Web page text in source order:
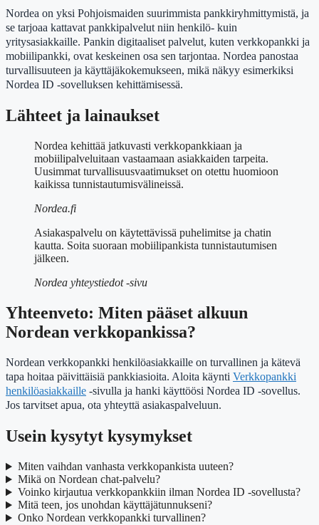
Nordea on yksi Pohjoismaiden suurimmista pankkiryhmittymistä, ja
se tarjoaa kattavat pankkipalvelut niin henkilö- kuin
yritysasiakkaille. Pankin digitaaliset palvelut, kuten verkkopankki ja
mobiilipankki, ovat keskeinen osa sen tarjontaa. Nordea panostaa
turvallisuuteen ja käyttäjäkokemukseen, mikä näkyy esimerkiksi
Nordea ID -sovelluksen kehittämisessä.
Lähteet ja lainaukset
Nordea kehittää jatkuvasti verkkopankkiaan ja
mobiilipalveluitaan vastaamaan asiakkaiden tarpeita.
Uusimmat turvallisuusvaatimukset on otettu huomioon
kaikissa tunnistautumisvälineissä.
Nordea.fi
Asiakaspalvelu on käytettävissä puhelimitse ja chatin
kautta. Soita suoraan mobiilipankista tunnistautumisen
jälkeen.
Nordea yhteystiedot -sivu
Yhteenveto: Miten pääset alkuun
Nordean verkkopankissa?
Nordean verkkopankki henkilöasiakkaille on turvallinen ja kätevä
tapa hoitaa päivittäisiä pankkiasioita. Aloita käynti Verkkopankki
henkilöasiakkaille -sivulla ja hanki käyttöösi Nordea ID -sovellus.
Jos tarvitset apua, ota yhteyttä asiakaspalveluun.
Usein kysytyt kysymykset
Miten vaihdan vanhasta verkkopankista uuteen?
Mikä on Nordean chat-palvelu?
Voinko kirjautua verkkopankkiin ilman Nordea ID -sovellusta?
Mitä teen, jos unohdan käyttäjätunnukseni?
Onko Nordean verkkopankki turvallinen?